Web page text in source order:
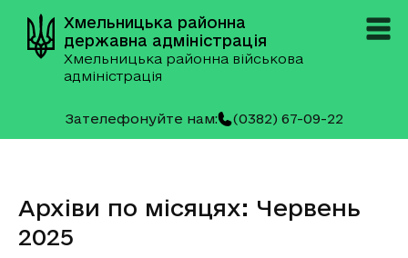
Хмельницька районна
державна адміністрація
Хмельницька районна військова
адміністрація
Зателефонуйте нам: (0382) 67-09-22
Архіви по місяцях: Червень
2025